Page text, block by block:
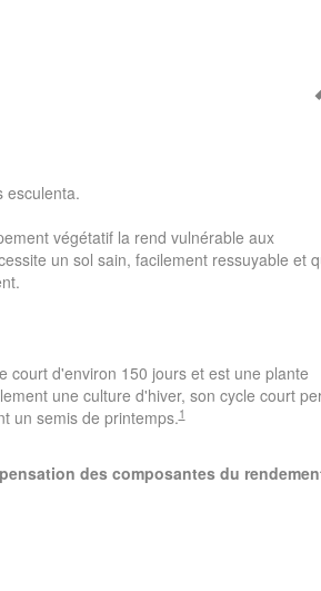
esculenta.
végétatif la rend vulnérable aux
un sol sain, facilement ressuyable et
court d'environ 150 jours et est une plante
une culture d'hiver, son cycle court
un semis de printemps.1
des composantes du